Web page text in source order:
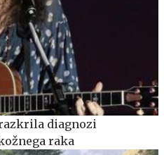
diagnozi
raka